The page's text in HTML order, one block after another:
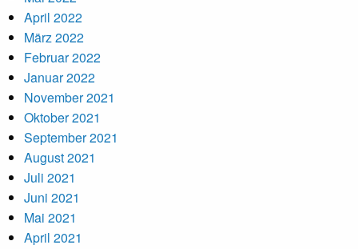
April 2022
März 2022
Februar 2022
Januar 2022
November 2021
Oktober 2021
September 2021
August 2021
Juli 2021
Juni 2021
Mai 2021
April 2021